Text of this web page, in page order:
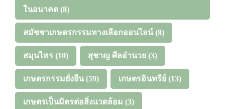
ในอนาคต (8)
สมัชชาเกษตรกรรมทางเลือกออนไลน์ (8)
สมุนไพร (10) สุชาญ ศีลอำนวย (3)
เกษตรกรรมยั่งยืน (59) เกษตรอินทรีย์ (13)
เกษตรเป็นมิตรต่อสิ่งแวดล้อม (3)